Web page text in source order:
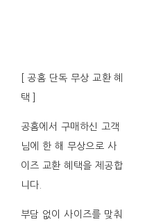
[ 공홈 단독 무상 교환 혜
택 ]
공홈에서 구매하신 고객
님에 한 해 무상으로 사
이즈 교환 혜택을 제공합
니다.
부담 없이 사이즈를 맞춰